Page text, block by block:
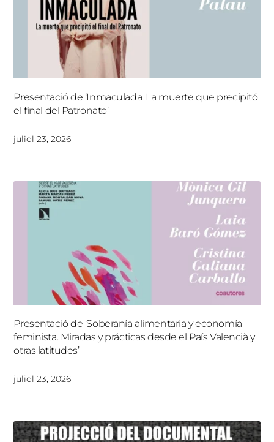
Presentació de ‘Inmaculada. La muerte que precipitó
el final del Patronato’
juliol 23, 2026
Presentació de ‘Soberanía alimentaria y economía
feminista. Miradas y prácticas desde el País Valencià y
otras latitudes’
juliol 23, 2026